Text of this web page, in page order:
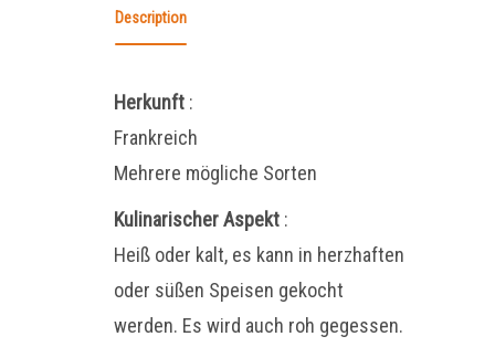
Description
Herkunft :
Frankreich
Mehrere mögliche Sorten
Kulinarischer Aspekt :
Heiß oder kalt, es kann in herzhaften
oder süßen Speisen gekocht
werden. Es wird auch roh gegessen.